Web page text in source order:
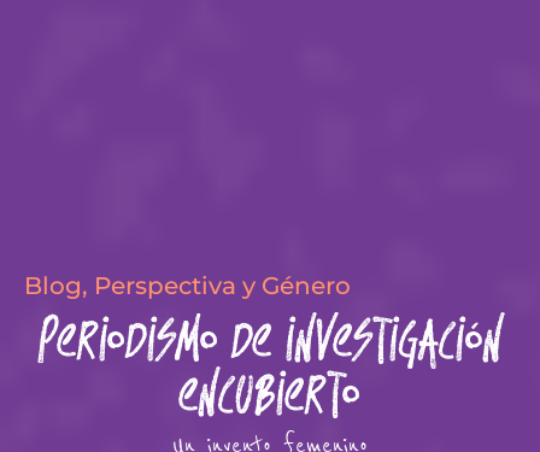
Blog, Perspectiva y Género
Periodismo de investigación
encubierto
Un invento femenino